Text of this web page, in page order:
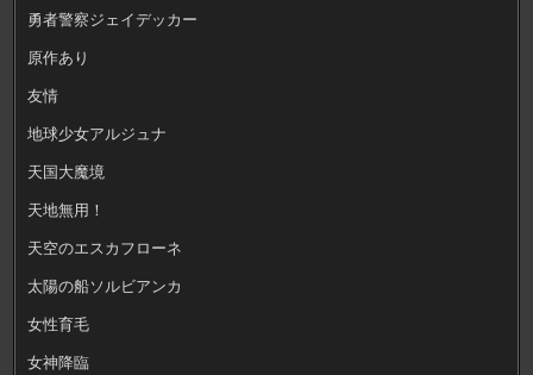
勇者警察ジェイデッカー
原作あり
友情
地球少女アルジュナ
天国大魔境
天地無用！
天空のエスカフローネ
太陽の船ソルビアンカ
女性育毛
女神降臨